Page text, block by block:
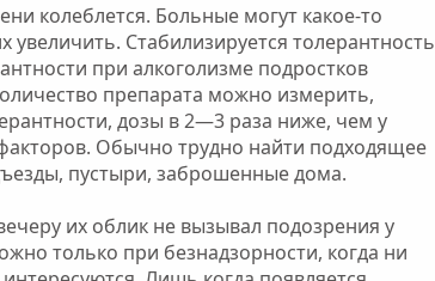
колеблется. Больные могут какое-то
Стабилизируется толерантность
при алкоголизме подростков
препарата можно измерить,
дозы в 2—3 раза ниже, чем у
Обычно трудно найти подходящее
пустыри, заброшенные дома.
их облик не вызывал подозрения у
только при безнадзорности, когда ни